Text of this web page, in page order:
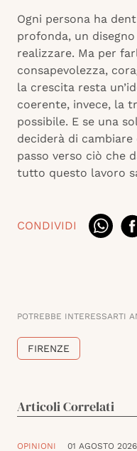
Ogni persona ha
profonda, un
realizzare. Ma per
consapevolezza,
la crescita resta
coerente, invece, la
possibile. E se una
deciderà di
passo verso ciò che
tutto questo lavoro
CONDIVIDI
POTREBBE INTERESSARTI
FIRENZE
Articoli Correlati
OPINIONI 01 AGOSTO 2026